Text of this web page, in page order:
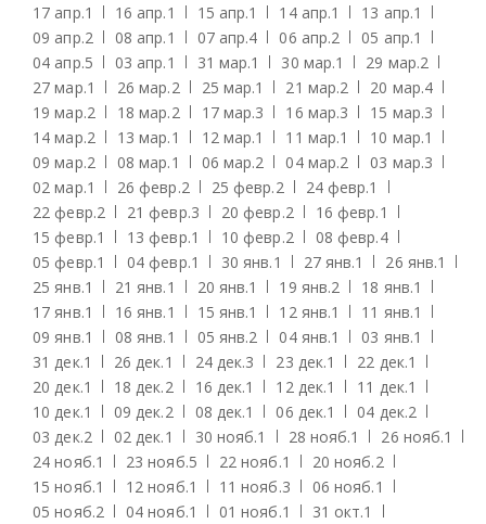
17 апр.1 16 апр.1 15 апр.1 14 апр.1 13 апр.1
09 апр.2 08 апр.1 07 апр.4 06 апр.2 05 апр.1
04 апр.5 03 апр.1 31 мар.1 30 мар.1 29 мар.2
27 мар.1 26 мар.2 25 мар.1 21 мар.2 20 мар.4
19 мар.2 18 мар.2 17 мар.3 16 мар.3 15 мар.3
14 мар.2 13 мар.1 12 мар.1 11 мар.1 10 мар.1
09 мар.2 08 мар.1 06 мар.2 04 мар.2 03 мар.3
02 мар.1 26 февр.2 25 февр.2 24 февр.1
22 февр.2 21 февр.3 20 февр.2 16 февр.1
15 февр.1 13 февр.1 10 февр.2 08 февр.4
05 февр.1 04 февр.1 30 янв.1 27 янв.1 26 янв.1
25 янв.1 21 янв.1 20 янв.1 19 янв.2 18 янв.1
17 янв.1 16 янв.1 15 янв.1 12 янв.1 11 янв.1
09 янв.1 08 янв.1 05 янв.2 04 янв.1 03 янв.1
31 дек.1 26 дек.1 24 дек.3 23 дек.1 22 дек.1
20 дек.1 18 дек.2 16 дек.1 12 дек.1 11 дек.1
10 дек.1 09 дек.2 08 дек.1 06 дек.1 04 дек.2
03 дек.2 02 дек.1 30 нояб.1 28 нояб.1 26 нояб.1
24 нояб.1 23 нояб.5 22 нояб.1 20 нояб.2
15 нояб.1 12 нояб.1 11 нояб.3 06 нояб.1
05 нояб.2 04 нояб.1 01 нояб.1 31 окт.1